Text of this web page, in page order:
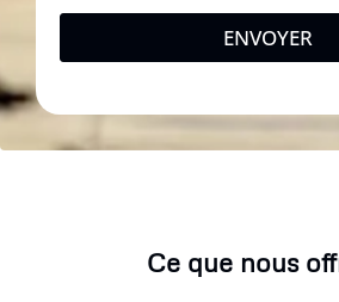
ENVOYER
Ce que nous